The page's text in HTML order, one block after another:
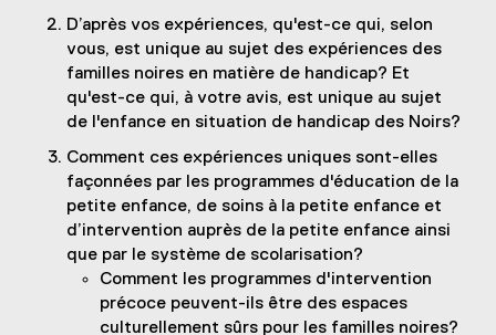
D’après vos expériences, qu'est-ce qui, selon
vous, est unique au sujet des expériences des
familles noires en matière de handicap? Et
qu'est-ce qui, à votre avis, est unique au sujet
de l'enfance en situation de handicap des Noirs?
Comment ces expériences uniques sont-elles
façonnées par les programmes d'éducation de la
petite enfance, de soins à la petite enfance et
d’intervention auprès de la petite enfance ainsi
que par le système de scolarisation?
Comment les programmes d'intervention
précoce peuvent-ils être des espaces
culturellement sûrs pour les familles noires?